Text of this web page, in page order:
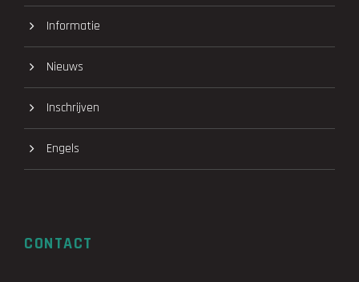
Informatie
Nieuws
Inschrijven
Engels
CONTACT